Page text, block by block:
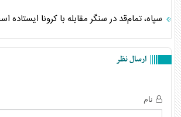
سپاه، تمام‌قد در سنگر مقابله با کرونا ایستاده
ارسال نظر
نام